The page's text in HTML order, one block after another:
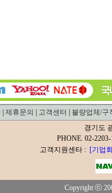
제휴문의 고객센터
불량업체/구
경기도
PHONE. 02-
고객지원센타 : [기업
Copyright ⓒ